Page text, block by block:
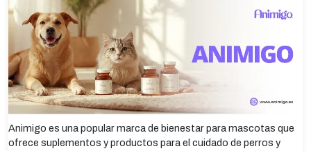
Animigo es una popular marca de bienestar para mascotas que
ofrece suplementos y productos para el cuidado de perros y